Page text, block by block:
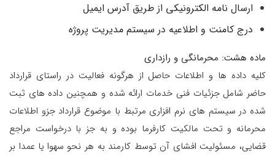
ارسال نامه الکترونیکی از طریق آدرس ایمیل
درج کامنت و اطلاعیه در سیستم مدیریت پروژه
ماده هشت: محرمانگی و رازداری
کلیه داده ها و اطلاعات حاصل از هرگونه فعالیت در راستای قرارداد
حاضر شامل جزئیات فنی خدمات ارائه شده و همچنین داده های ثبت
شده در سیستم های نرم افزاری مرتبط با موضوع قرارداد جزو اطلاعات
محرمانه و تحت مالکیت کارفرما بوده و به جز با درخواست مراجع
قضایی، مسئولیت افشای آن توسط کارمند به هر نحو سهوا یا عمدا بر